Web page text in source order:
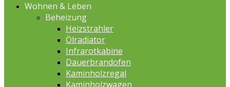
Wohnen & Leben
Beheizung
Heizstrahler
Ölradiator
Infrarotkabine
Dauerbrandofen
Kaminholzregal
Kaminholzwagen